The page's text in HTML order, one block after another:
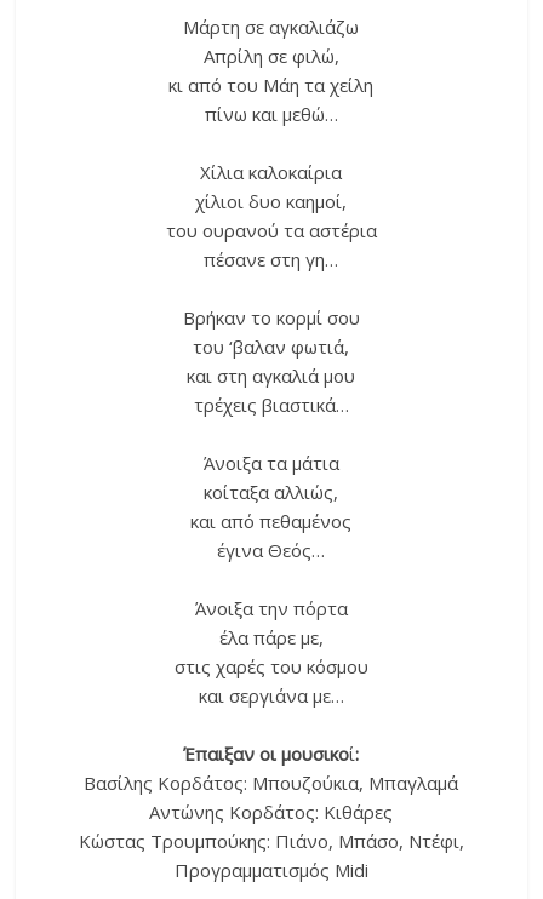
Μάρτη σε αγκαλιάζω
Απρίλη σε φιλώ,
κι από του Μάη τα χείλη
πίνω και μεθώ…
Χίλια καλοκαίρια
χίλιοι δυο καημοί,
του ουρανού τα αστέρια
πέσανε στη γη…
Βρήκαν το κορμί σου
του ‘βαλαν φωτιά,
και στη αγκαλιά μου
τρέχεις βιαστικά…
Άνοιξα τα μάτια
κοίταξα αλλιώς,
και από πεθαμένος
έγινα Θεός…
Άνοιξα την πόρτα
έλα πάρε με,
στις χαρές του κόσμου
και σεργιάνα με…
Έπαιξαν οι μουσικοί:
Βασίλης Κορδάτος: Μπουζούκια, Μπαγλαμά
Αντώνης Κορδάτος: Κιθάρες
Κώστας Τρουμπούκης: Πιάνο, Μπάσο, Ντέφι,
Προγραμματισμός Midi